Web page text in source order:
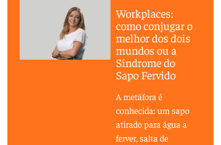
Workplaces:
como conjugar o
melhor dos dois
mundos ou a
Síndrome do
Sapo Fervido
A metáfora é
conhecida: um sapo
atirado para água a
ferver, salta de